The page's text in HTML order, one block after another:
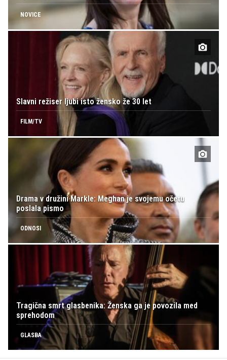
NOVICE
Slavni režiser ljubi isto žensko že 30 let
FILM/TV
Drama v družini Markle: Meghan je svojemu očetu
poslala pismo
ODNOSI
Tragična smrt glasbenika: Ženska ga je povozila med
sprehodom
GLASBA